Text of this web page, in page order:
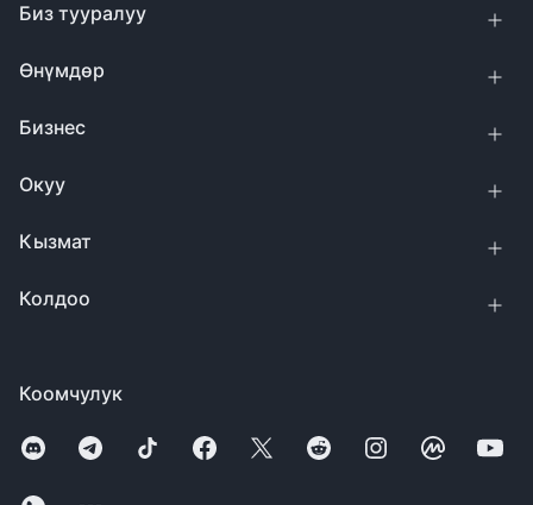
Коомчулук
Биз тууралуу
Өнүмдөр
Бизнес
Окуу
Кызмат
Колдоо